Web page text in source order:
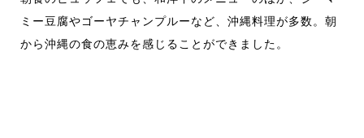
ミー豆腐やゴーヤチャンプルーなど、沖縄料理が多数。朝
から沖縄の食の恵みを感じることができました。